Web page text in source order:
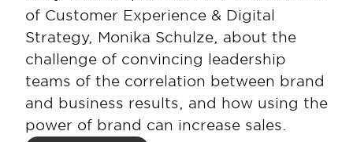
of Customer Experience & Digital
Strategy, Monika Schulze, about the
challenge of convincing leadership
teams of the correlation between brand
and business results, and how using the
power of brand can increase sales.